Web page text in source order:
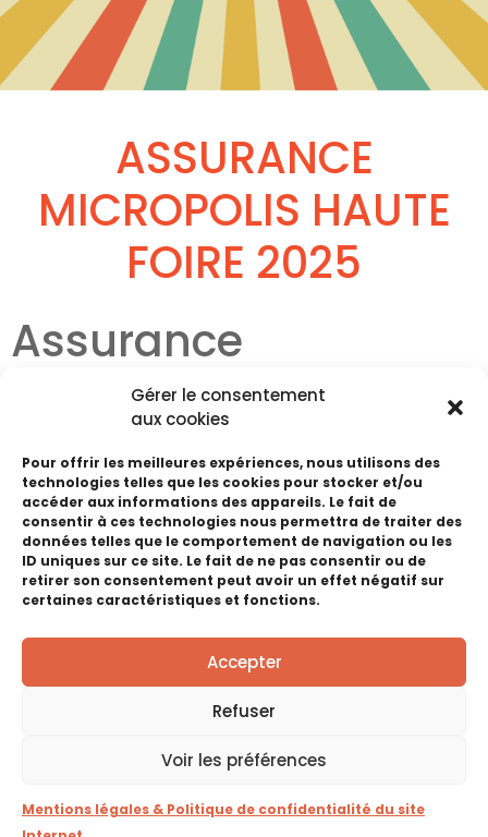
Gérer le consentement
aux cookies
Pour offrir les meilleures expériences, nous utilisons des
technologies telles que les cookies pour stocker et/ou
accéder aux informations des appareils. Le fait de
consentir à ces technologies nous permettra de traiter des
données telles que le comportement de navigation ou les
ID uniques sur ce site. Le fait de ne pas consentir ou de
retirer son consentement peut avoir un effet négatif sur
certaines caractéristiques et fonctions.
Accepter
Refuser
Voir les préférences
Mentions légales & Politique de confidentialité du site
ASSURANCE
MICROPOLIS HAUTE
FOIRE 2025
Assurance
Micropolis Haute
Foire 2025
Haute Foire de Pontarlier
RETOUR EN IMAGES
Voir les éditions précédentes